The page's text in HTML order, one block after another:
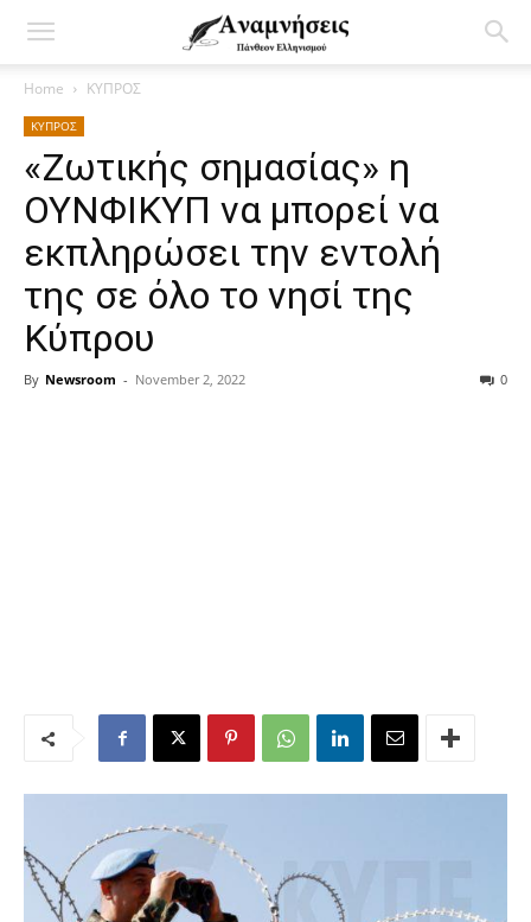
Home ΚΥΠΡΟΣ
ΚΥΠΡΟΣ
«Ζωτικής σημασίας» η
ΟΥΝΦΙΚΥΠ να μπορεί να
εκπληρώσει την εντολή
της σε όλο το νησί της
Κύπρου
By Newsroom - November 2, 2022 0